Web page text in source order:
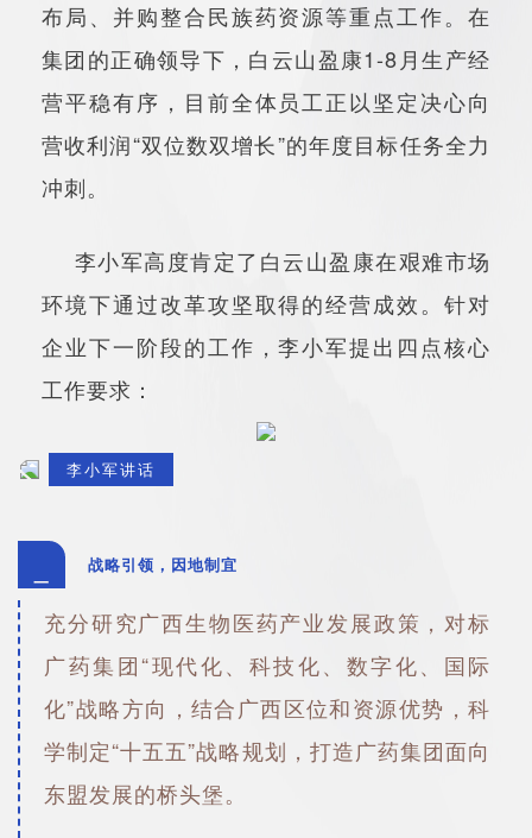
布局、并购整合民族药资源等重点工作。在
集团的正确领导下，白云山盈康1-8月生产经
营平稳有序，目前全体员工正以坚定决心向
营收利润“双位数双增长”的年度目标任务全力
冲刺。
李小军高度肯定了白云山盈康在艰难市场
环境下通过改革攻坚取得的经营成效。针对
企业下一阶段的工作，李小军提出四点核心
工作要求：
李小军讲话
一
战略引领，因地制宜
充分研究广西生物医药产业发展政策，对标
广药集团“现代化、科技化、数字化、国际
化”战略方向，结合广西区位和资源优势，科
学制定“十五五”战略规划，打造广药集团面向
东盟发展的桥头堡。